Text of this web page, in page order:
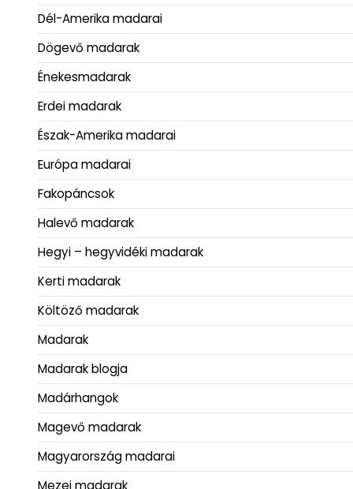
Dél-Amerika madarai
Dögevő madarak
Énekesmadarak
Erdei madarak
Észak-Amerika madarai
Európa madarai
Fakopáncsok
Halevő madarak
Hegyi – hegyvidéki madarak
Kerti madarak
Költöző madarak
Madarak
Madarak blogja
Madárhangok
Magevő madarak
Magyarország madarai